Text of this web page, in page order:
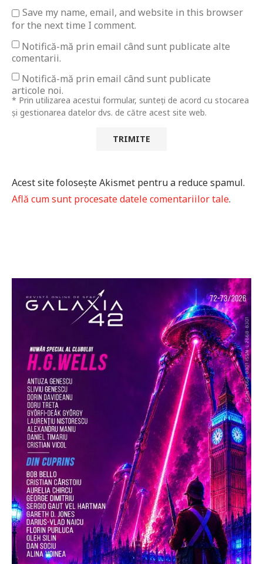
Save my name, email, and website in this browser
for the next time I comment.
Notifică-mă prin email când sunt publicate alte
comentarii.
Notifică-mă prin email când sunt publicate
articole noi.
* Prin utilizarea acestui formular, sunteți de acord cu stocarea
și gestionarea datelor dvs. de către acest site web.
Acest site folosește Akismet pentru a reduce spamul.
Află cum sunt procesate datele comentariilor tale.